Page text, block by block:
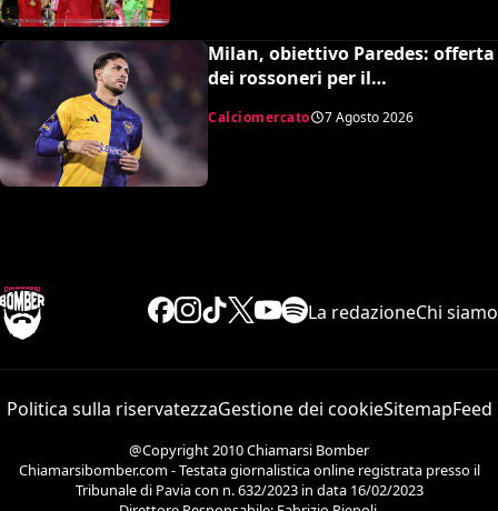
Milan, obiettivo Paredes: offerta
dei rossoneri per il
Calciomercato 7 Agosto 2026
La redazioneChi siamo
Politica sulla riservatezzaGestione dei cookieSitemapFeed
@Copyright 2010 Chiamarsi Bomber
Chiamarsibomber.com - Testata giornalistica online registrata presso il
Tribunale di Pavia con n. 632/2023 in data 16/02/2023